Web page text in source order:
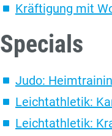
Kräftigung mit
Specials
Judo:
Leichtathletik:
Leichtathletik: